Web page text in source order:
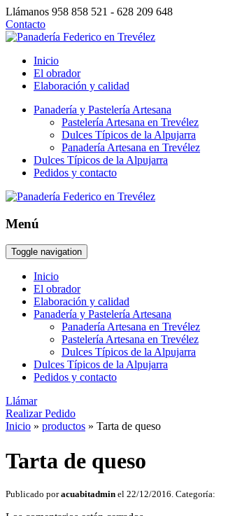
Llámanos 958 858 521 - 628 209 648
Contacto
Inicio
El obrador
Elaboración y calidad
Panadería y Pastelería Artesana
Pastelería Artesana en Trevélez
Dulces Típicos de la Alpujarra
Panadería Artesana en Trevélez
Dulces Típicos de la Alpujarra
Pedidos y contacto
Menú
Toggle navigation
Inicio
El obrador
Elaboración y calidad
Panadería y Pastelería Artesana
Panadería Artesana en Trevélez
Pastelería Artesana en Trevélez
Dulces Típicos de la Alpujarra
Dulces Típicos de la Alpujarra
Pedidos y contacto
Llámar
Realizar Pedido
Inicio » productos » Tarta de queso
Tarta de queso
Publicado poracuabitadmin el 22/12/2016. Categoría: